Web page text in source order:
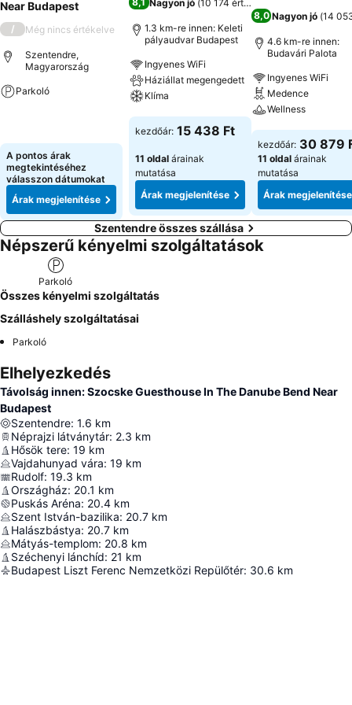
Near Budapest
/ Még nincs értékelve
Szentendre,
Magyarország
Parkoló
A pontos árak
megtekintéséhez
válasszon dátumokat
Árak megjelenítése
Nagyon jó (10 174 értékelés
1.3 km-re innen: Keleti
pályaudvar Budapest
Ingyenes WiFi
Háziállat megengedett
Klíma
Árak megjelenítése
kezdőár: 15 438 Ft
11 oldal árainak
mutatása
Árak megjelenítése
8,0 Nagyon jó (14
4.6 km-re innen:
Budavári Palota
Ingyenes WiFi
Medence
Wellness
Árak
kezdőár: 30 879
11 oldal árainak
mutatása
Árak megjelenítése
Szentendre összes szállása
Népszerű kényelmi szolgáltatások
Parkoló
Összes kényelmi szolgáltatás
Szálláshely szolgáltatásai
Parkoló
Elhelyezkedés
Távolság innen: Szocske Guesthouse In The Danube Bend Near
Budapest
Szentendre: 1.6 km
Néprajzi látványtár: 2.3 km
Hősök tere: 19 km
Vajdahunyad vára: 19 km
Rudolf: 19.3 km
Országház: 20.1 km
Puskás Aréna: 20.4 km
Szent István-bazilika: 20.7 km
Halászbástya: 20.7 km
Mátyás-templom: 20.8 km
Széchenyi lánchíd: 21 km
Budapest Liszt Ferenc Nemzetközi Repülőtér: 30.6 km